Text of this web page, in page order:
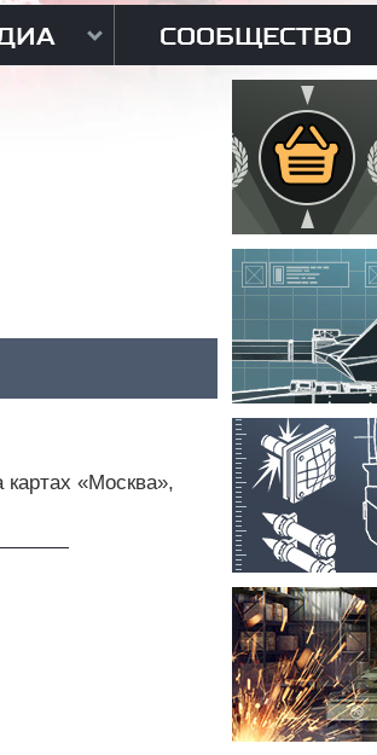
СООБЩЕСТВО
«Москва»,